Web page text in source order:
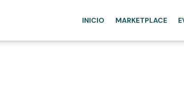
INICIO MARKETPLACE